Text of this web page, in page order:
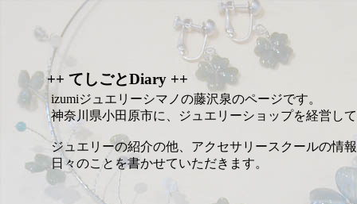
++ てしごとDiary ++
izumiジュエリーシマノの藤沢泉のページです。
神奈川県小田原市に、ジュエリーショップを経営し
ジュエリーの紹介の他、アクセサリースクールの情
日々のことを書かせていただきます。